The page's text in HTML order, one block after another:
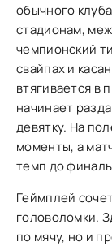
обычного
стадионам,
чемпионский
свайпах и
втягивается в
начинает
девятку. На
моменты, а
темп до
Геймплей
головоломки.
по мячу, но и